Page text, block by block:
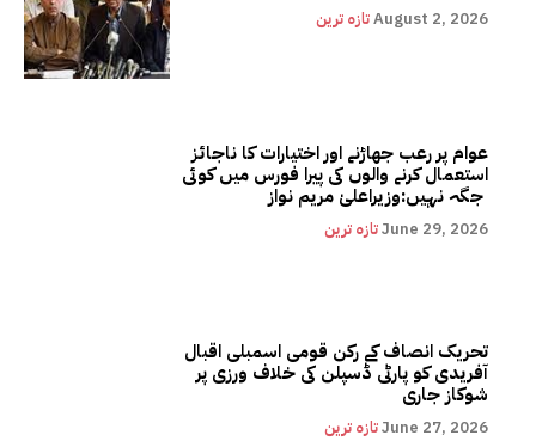
تازہ ترینAugust 2, 2026
عوام پر رعب جھاڑنے اور اختیارات کا ناجائز
استعمال کرنے والوں کی پیرا فورس میں کوئی
تازہ ترینJune 29, 2026
تحریک انصاف کے رکن قومی اسمبلی اقبال
آفریدی کو پارٹی ڈسپلن کی خلاف ورزی پر
شوکاز جاری
تازہ ترینJune 27, 2026